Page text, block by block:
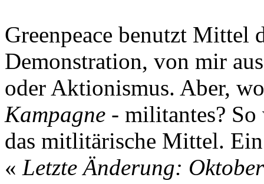
Greenpeace benutzt Mittel
Demonstration, von mir
oder Aktionismus. Aber,
Kampagne - militantes? So
das mitlitärische Mittel.
« Letzte Änderung: